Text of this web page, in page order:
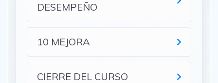
DESEMPEÑO
10 MEJORA
CIERRE DEL CURSO